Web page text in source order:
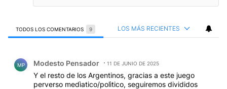
TODOS LOS COMENTARIOS 9 LOS MÁS RECIENTES
MP Modesto Pensador 11 DE JUNIO DE 2025
Y el resto de los Argentinos, gracias a este juego
perverso medìatico/polìtico, seguiremos divididos